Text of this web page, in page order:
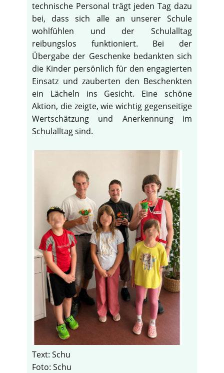
technische Personal trägt jeden Tag dazu
bei, dass sich alle an unserer Schule
wohlfühlen und der Schulalltag
reibungslos funktioniert. Bei der
Übergabe der Geschenke bedankten sich
die Kinder persönlich für den engagierten
Einsatz und zauberten den Beschenkten
ein Lächeln ins Gesicht. Eine schöne
Aktion, die zeigte, wie wichtig gegenseitige
Wertschätzung und Anerkennung im
Schulalltag sind.
Text: Schu
Foto: Schu